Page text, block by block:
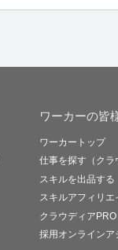
ワーカーの皆
ワーカートップ
仕事を探す（クラ
スキルを出品する
スキルアフィリエ
クラウディアPRO
採用オンラインア